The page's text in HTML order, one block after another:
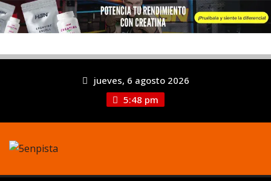
jueves, 6 agosto 2026
5:48 pm